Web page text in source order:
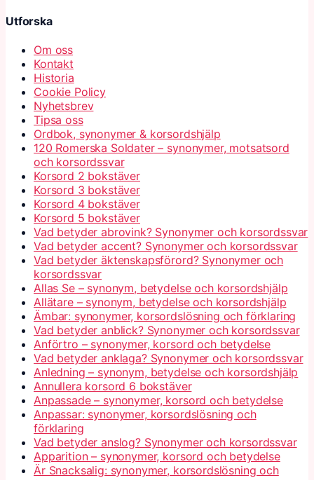
Utforska
Om oss
Kontakt
Historia
Cookie Policy
Nyhetsbrev
Tipsa oss
Ordbok, synonymer & korsordshjälp
120 Romerska Soldater – synonymer, motsatsord
och korsordssvar
Korsord 2 bokstäver
Korsord 3 bokstäver
Korsord 4 bokstäver
Korsord 5 bokstäver
Vad betyder abrovink? Synonymer och korsordssvar
Vad betyder accent? Synonymer och korsordssvar
Vad betyder äktenskapsförord? Synonymer och
korsordssvar
Allas Se – synonym, betydelse och korsordshjälp
Allätare – synonym, betydelse och korsordshjälp
Ämbar: synonymer, korsordslösning och förklaring
Vad betyder anblick? Synonymer och korsordssvar
Anförtro – synonymer, korsord och betydelse
Vad betyder anklaga? Synonymer och korsordssvar
Anledning – synonym, betydelse och korsordshjälp
Annullera korsord 6 bokstäver
Anpassade – synonymer, korsord och betydelse
Anpassar: synonymer, korsordslösning och
förklaring
Vad betyder anslog? Synonymer och korsordssvar
Apparition – synonymer, korsord och betydelse
Är Snacksalig: synonymer, korsordslösning och